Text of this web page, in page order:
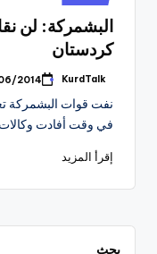
في
البشمركة: لن
كردستان
تمّ
بواسطة
KurdTalk
2014
نفت قوات البشمركة
في وقت أفادت وكالات
إقرأ المزيد
بحث